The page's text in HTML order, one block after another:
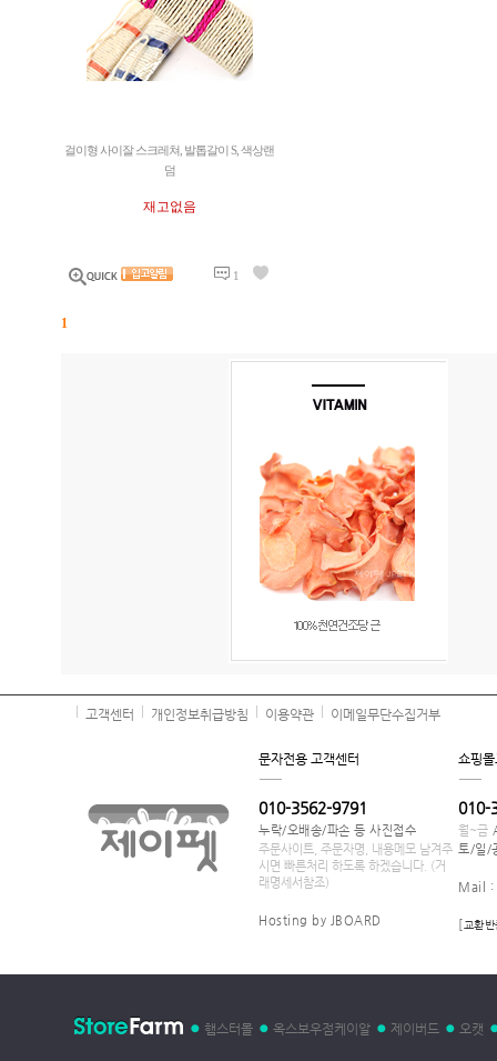
걸이형 사이잘 스크레쳐, 발톱갈이 S, 색상랜
덤
재고없음
1
1
고객센터 개인정보취급방침 이용약관 이메일무단수집거부
문자전용 고객센터
010-3562-9791
누락/오배송/파손 등 사진접수
주문사이트, 주문자명, 내용메모 남겨주
시면 빠른처리 하도록 하겠습니다. (거
래명세서참조)
Hosting by JBOARD
쇼핑
010-
월~금
토/일/
Mail :
[교환
햄스터몰 옥스보우점케이알 제이버드 오캣